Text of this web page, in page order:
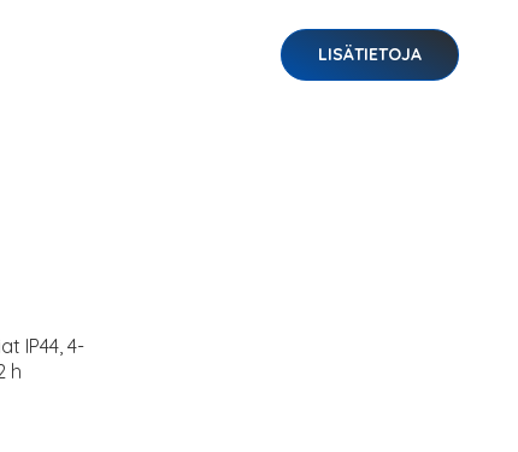
IP44, 4-
h
LISÄTIETOJA